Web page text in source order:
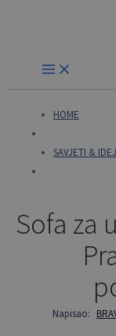
HOME
SAVJETI &
Sofa za
Napisao: